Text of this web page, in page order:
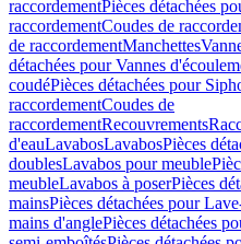
raccordementPièces détachées
raccordementCoudes de
de raccordementManchettes
détachées pour Vannes
coudéPièces détachées pour
raccordementCoudes de
raccordementRecouvrements
d'eauLavabosLavabosPièces
doublesLavabos pour meuble
meubleLavabos à poserPièces
mainsPièces détachées pour
mains d'anglePièces détachées